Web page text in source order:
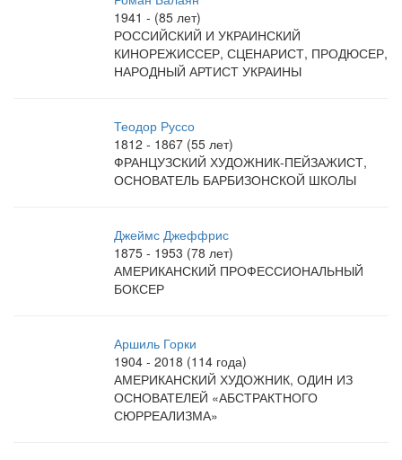
1941 - (85 лет)
РОССИЙСКИЙ И УКРАИНСКИЙ
КИНОРЕЖИССЕР, СЦЕНАРИСТ, ПРОДЮСЕР,
НАРОДНЫЙ АРТИСТ УКРАИНЫ
Теодор Руссо
1812 - 1867 (55 лет)
ФРАНЦУЗСКИЙ ХУДОЖНИК-ПЕЙЗАЖИСТ,
ОСНОВАТЕЛЬ БАРБИЗОНСКОЙ ШКОЛЫ
Джеймс Джеффрис
1875 - 1953 (78 лет)
АМЕРИКАНСКИЙ ПРОФЕССИОНАЛЬНЫЙ
БОКСЕР
Аршиль Горки
1904 - 2018 (114 года)
АМЕРИКАНСКИЙ ХУДОЖНИК, ОДИН ИЗ
ОСНОВАТЕЛЕЙ «АБСТРАКТНОГО
СЮРРЕАЛИЗМА»